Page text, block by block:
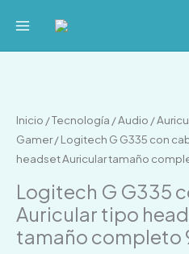
Inicio /Tecnología /Audio /
Gamer/ Logitech G G335 con
headset Auricular tamaño
Logitech G G335
Auricular tipo
tamaño completo
G335
con
cable
Auricular
tipo
headset